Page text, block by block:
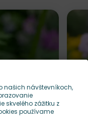
našich návštevníkoch,
skvelého zážitku z
používame